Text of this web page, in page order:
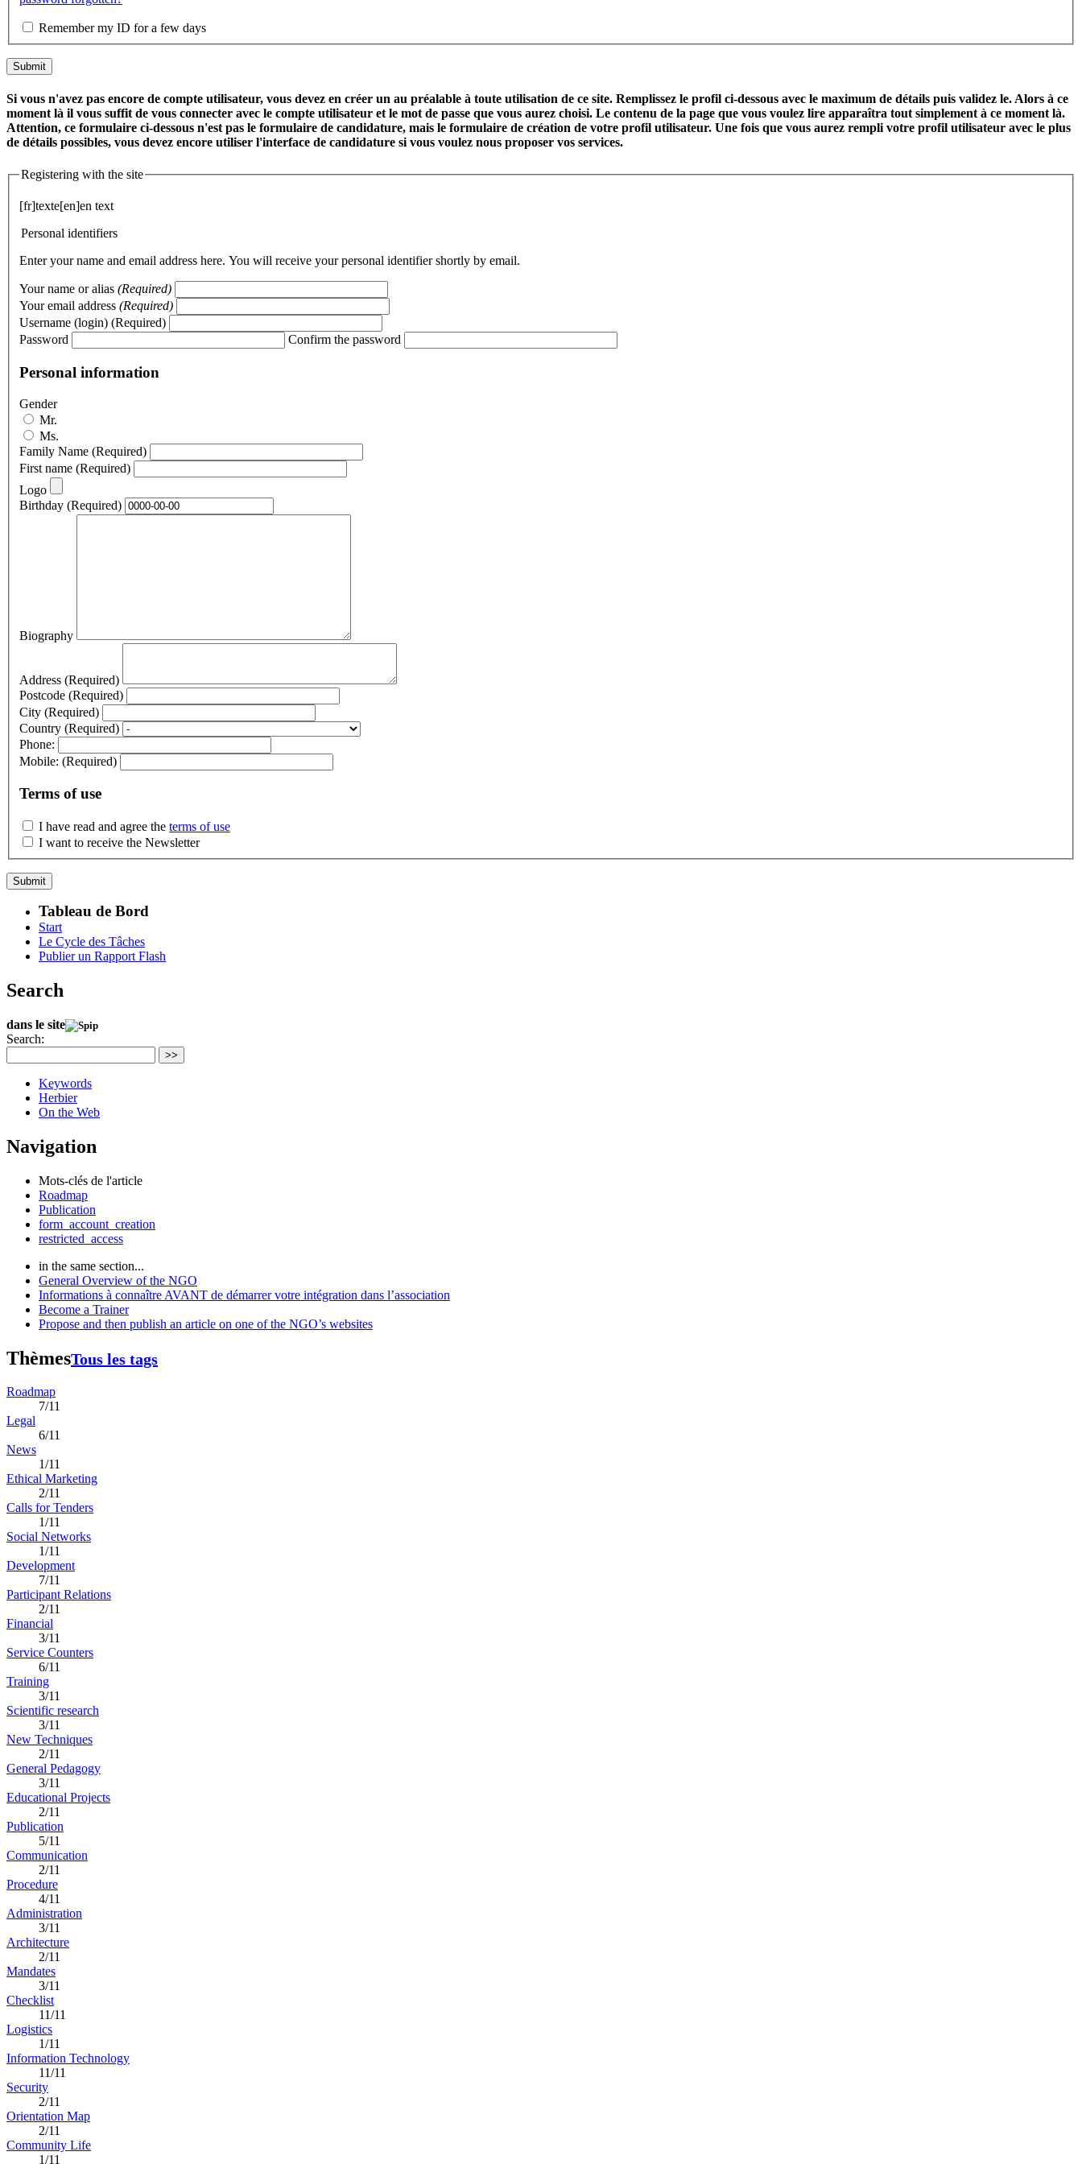
Remember my ID for a few days
Si vous n'avez pas encore de compte utilisateur, vous devez en créer un au préalable à toute utilisation de ce site. Remplissez le profil ci-dessous avec le maximum de détails puis validez le. Alors à ce
moment là il vous suffit de vous connecter avec le compte utilisateur et le mot de passe que vous aurez choisi. Le contenu de la page que vous voulez lire apparaîtra tout simplement à ce moment là.
Attention, ce formulaire ci-dessous n'est pas le formulaire de candidature, mais le formulaire de création de votre profil utilisateur. Une fois que vous aurez rempli votre profil utilisateur avec le plus
de détails possibles, vous devez encore utiliser l'interface de candidature si vous voulez nous proposer vos services.
Registering with the site
[fr]texte[en]en text
Personal identifiers
Enter your name and email address here. You will receive your personal identifier shortly by email.
Your name or alias (Required)
Your email address (Required)
Username (login) (Required)
Password
Confirm the password
Personal information
Gender
Mr.
Ms.
Family Name (Required)
First name (Required)
Logo
Birthday (Required)
Biography
Address (Required)
Postcode (Required)
City (Required)
Country (Required)
Phone:
Mobile: (Required)
Terms of use
I have read and agree the terms of use
I want to receive the Newsletter
Tableau de Bord
Start
Le Cycle des Tâches
Publier un Rapport Flash
Search
dans le site
Search:
>>
Keywords
Herbier
On the Web
Navigation
Mots-clés de l'article
Roadmap
Publication
form_account_creation
restricted_access
in the same section...
General Overview of the NGO
Informations à connaître AVANT de démarrer votre intégration dans l’association
Become a Trainer
Propose and then publish an article on one of the NGO’s websites
ThèmesTous les tags
Roadmap
7/11
Legal
6/11
News
1/11
Ethical Marketing
2/11
Calls for Tenders
1/11
Social Networks
1/11
Development
7/11
Participant Relations
2/11
Financial
3/11
Service Counters
6/11
Training
3/11
Scientific research
3/11
New Techniques
2/11
General Pedagogy
3/11
Educational Projects
2/11
Publication
5/11
Communication
2/11
Procedure
4/11
Administration
3/11
Architecture
2/11
Mandates
3/11
Checklist
11/11
Logistics
1/11
Information Technology
11/11
Security
2/11
Orientation Map
2/11
Community Life
1/11